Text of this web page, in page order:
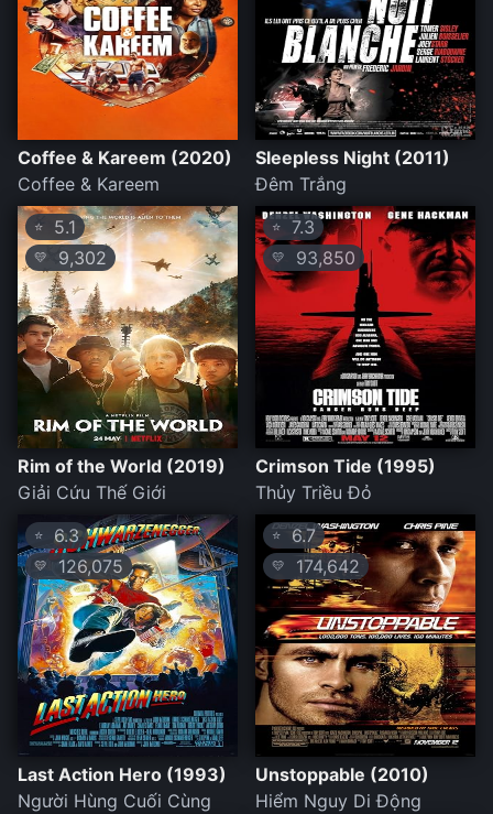
Coffee & Kareem (2020)
Coffee & Kareem
Sleepless Night (2011)
Đêm Trắng
⭐ 5.1
💛 9,302
Rim of the World (2019)
Giải Cứu Thế Giới
⭐ 7.3
💛 93,850
Crimson Tide (1995)
Thủy Triều Đỏ
⭐ 6.3
💛 126,075
Last Action Hero (1993)
Người Hùng Cuối Cùng
⭐6.7
💛 174,642
Unstoppable (2010)
Hiểm Nguy Di Động